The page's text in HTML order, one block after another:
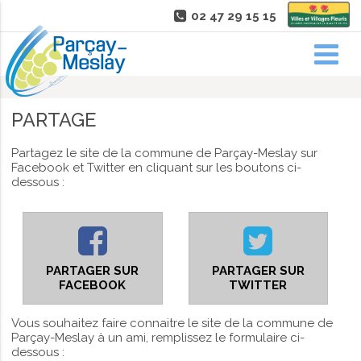
02 47 29 15 15
PARTAGE
Partagez le site de la commune de Parçay-Meslay sur
Facebook et Twitter en cliquant sur les boutons ci-
dessous :
PARTAGER SUR
FACEBOOK
PARTAGER SUR
TWITTER
Vous souhaitez faire connaitre le site de la commune de
Parçay-Meslay à un ami, remplissez le formulaire ci-
dessous :